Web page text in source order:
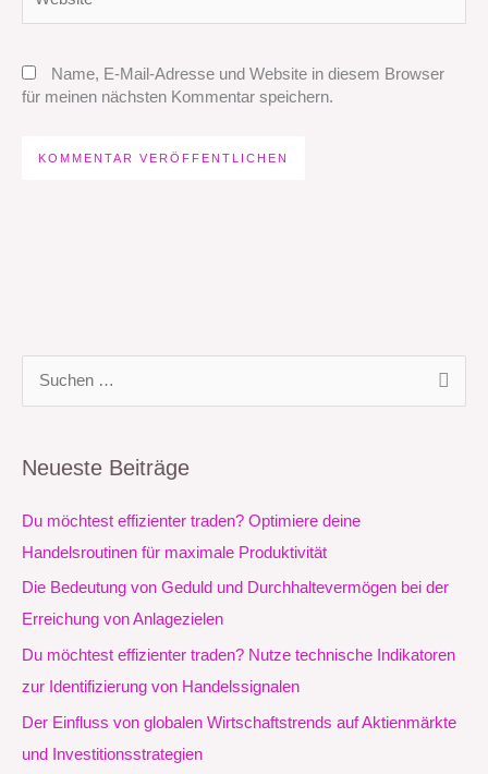
Name, E-Mail-Adresse und Website in diesem Browser
für meinen nächsten Kommentar speichern.
h
e
n
Neueste Beiträge
Du möchtest effizienter traden? Optimiere deine
Handelsroutinen für maximale Produktivität
Die Bedeutung von Geduld und Durchhaltevermögen bei der
Erreichung von Anlagezielen
Du möchtest effizienter traden? Nutze technische Indikatoren
zur Identifizierung von Handelssignalen
Der Einfluss von globalen Wirtschaftstrends auf Aktienmärkte
und Investitionsstrategien